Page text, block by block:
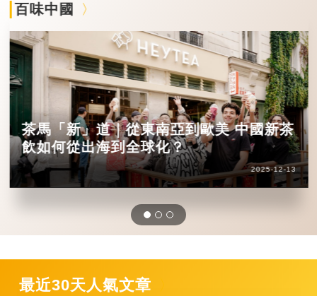
百味中國
茶馬「新」道｜從東南亞到歐美 中國新茶
飲如何從出海到全球化？
2025-12-13
最近30天人氣文章